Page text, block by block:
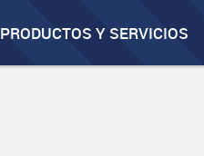
PRODUCTOS Y SERVICIOS